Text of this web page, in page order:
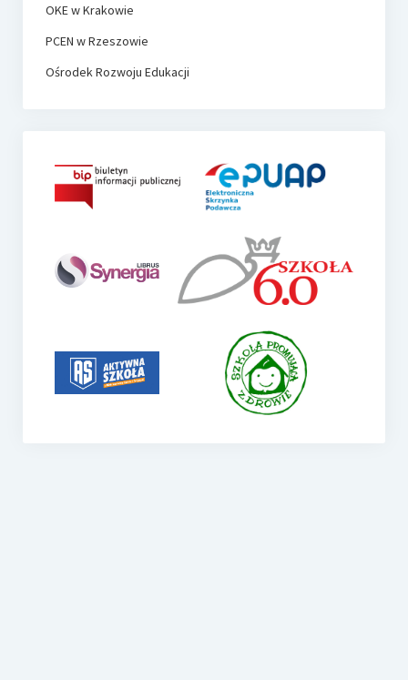
OKE w Krakowie
PCEN w Rzeszowie
Ośrodek Rozwoju Edukacji